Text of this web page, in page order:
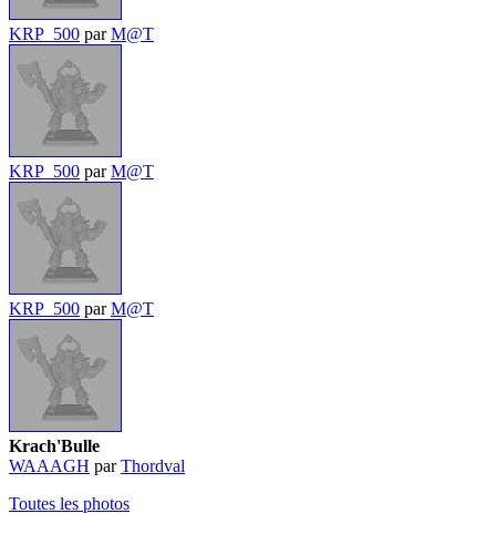
KRP_500 parM@T
KRP_500 parM@T
KRP_500 parM@T
Krach'Bulle
WAAAGH parThordval
Toutes les photos